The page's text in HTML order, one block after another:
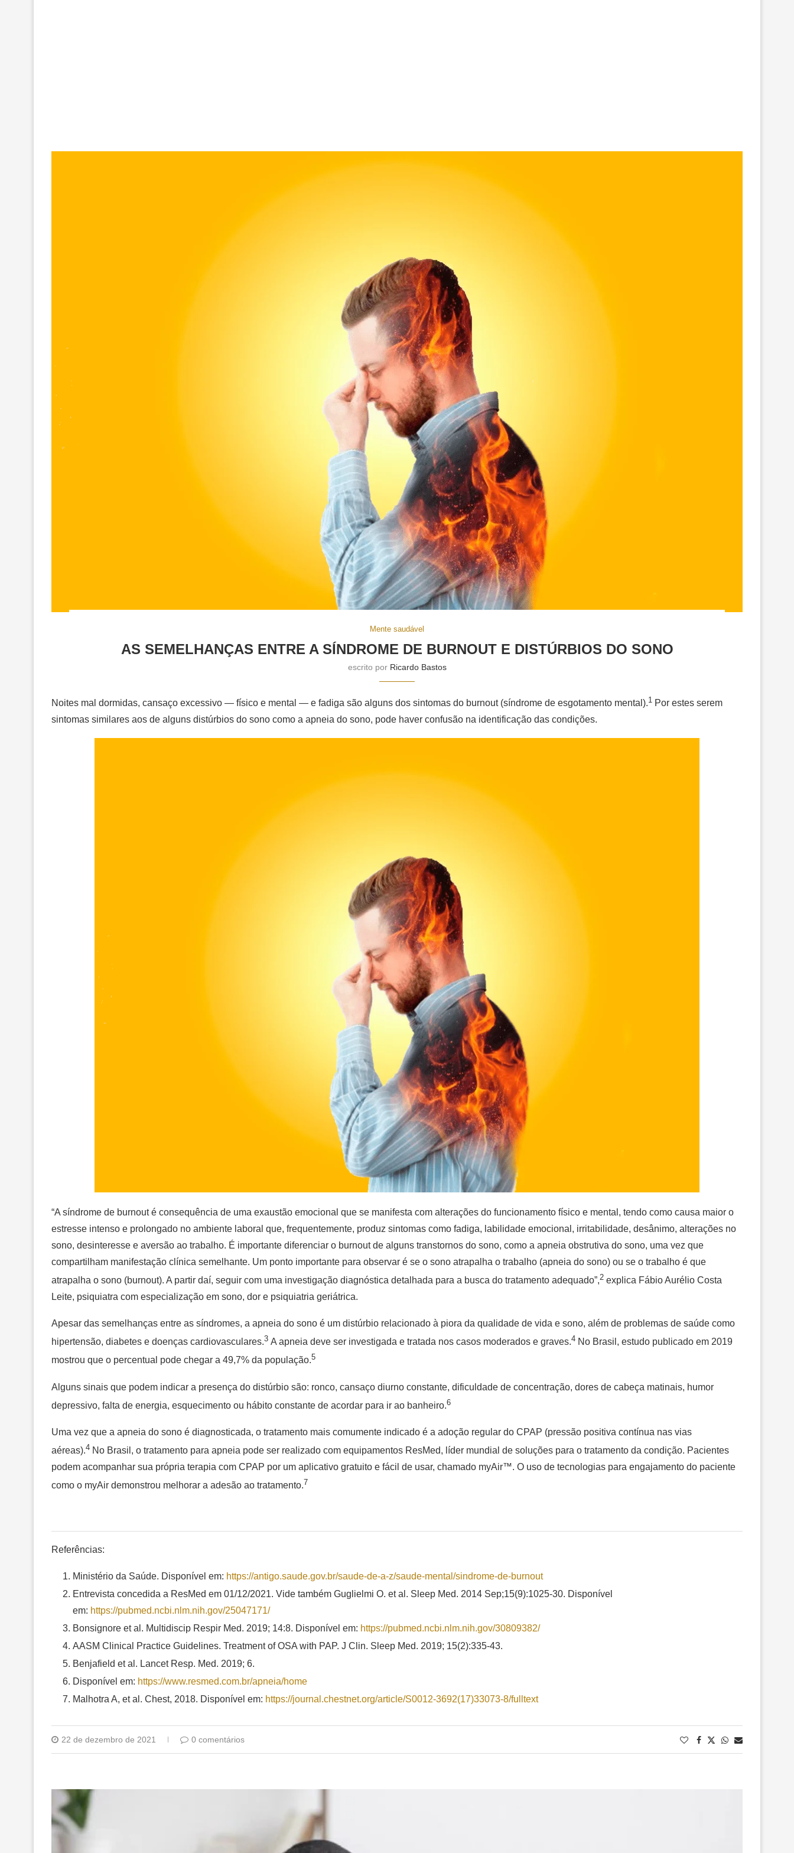
Mente saudável
AS SEMELHANÇAS ENTRE A SÍNDROME DE BURNOUT E DISTÚRBIOS DO SONO
escrito por Ricardo Bastos
Noites mal dormidas, cansaço excessivo — físico e mental — e fadiga são alguns dos sintomas do burnout (síndrome de esgotamento mental).1 Por estes serem
sintomas similares aos de alguns distúrbios do sono como a apneia do sono, pode haver confusão na identificação das condições.
“A síndrome de burnout é consequência de uma exaustão emocional que se manifesta com alterações do funcionamento físico e mental, tendo como causa maior o
estresse intenso e prolongado no ambiente laboral que, frequentemente, produz sintomas como fadiga, labilidade emocional, irritabilidade, desânimo, alterações no
sono, desinteresse e aversão ao trabalho. É importante diferenciar o burnout de alguns transtornos do sono, como a apneia obstrutiva do sono, uma vez que
compartilham manifestação clínica semelhante. Um ponto importante para observar é se o sono atrapalha o trabalho (apneia do sono) ou se o trabalho é que
atrapalha o sono (burnout). A partir daí, seguir com uma investigação diagnóstica detalhada para a busca do tratamento adequado”,2 explica Fábio Aurélio Costa
Leite, psiquiatra com especialização em sono, dor e psiquiatria geriátrica.
Apesar das semelhanças entre as síndromes, a apneia do sono é um distúrbio relacionado à piora da qualidade de vida e sono, além de problemas de saúde como
hipertensão, diabetes e doenças cardiovasculares.3 A apneia deve ser investigada e tratada nos casos moderados e graves.4 No Brasil, estudo publicado em 2019
mostrou que o percentual pode chegar a 49,7% da população.5
Alguns sinais que podem indicar a presença do distúrbio são: ronco, cansaço diurno constante, dificuldade de concentração, dores de cabeça matinais, humor
depressivo, falta de energia, esquecimento ou hábito constante de acordar para ir ao banheiro.6
Uma vez que a apneia do sono é diagnosticada, o tratamento mais comumente indicado é a adoção regular do CPAP (pressão positiva contínua nas vias
aéreas).4 No Brasil, o tratamento para apneia pode ser realizado com equipamentos ResMed, líder mundial de soluções para o tratamento da condição. Pacientes
podem acompanhar sua própria terapia com CPAP por um aplicativo gratuito e fácil de usar, chamado myAir™. O uso de tecnologias para engajamento do paciente
como o myAir demonstrou melhorar a adesão ao tratamento.7
Referências:
Ministério da Saúde. Disponível em: https://antigo.saude.gov.br/saude-de-a-z/saude-mental/sindrome-de-burnout
Entrevista concedida a ResMed em 01/12/2021. Vide também Guglielmi O. et al. Sleep Med. 2014 Sep;15(9):1025-30. Disponível
em: https://pubmed.ncbi.nlm.nih.gov/25047171/
Bonsignore et al. Multidiscip Respir Med. 2019; 14:8. Disponível em: https://pubmed.ncbi.nlm.nih.gov/30809382/
AASM Clinical Practice Guidelines. Treatment of OSA with PAP. J Clin. Sleep Med. 2019; 15(2):335-43.
Benjafield et al. Lancet Resp. Med. 2019; 6.
Disponível em: https://www.resmed.com.br/apneia/home
Malhotra A, et al. Chest, 2018. Disponível em: https://journal.chestnet.org/article/S0012-3692(17)33073-8/fulltext
22 de dezembro de 2021 0 comentários